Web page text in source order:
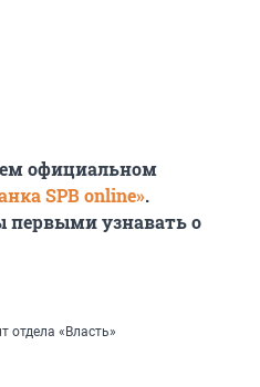
официальном
SPB online».
первыми узнавать о
отдела «Власть»